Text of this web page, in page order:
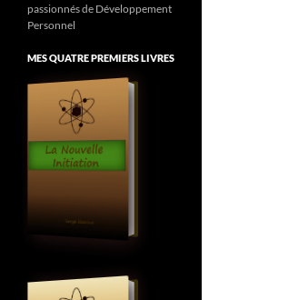
passionnés de Développement
Personnel
MES QUATRE PREMIERS LIVRES